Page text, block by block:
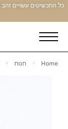
Home חנות